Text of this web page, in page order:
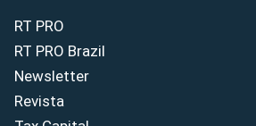
RT PRO
RT PRO Brazil
Newsletter
Revista